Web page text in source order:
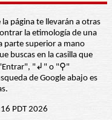
página te llevarán a otras
la etimología de una
parte superior a mano
buscas en la casilla que
"Entrar", "↲" o "⚲"
de Google abajo es
PDT 2026